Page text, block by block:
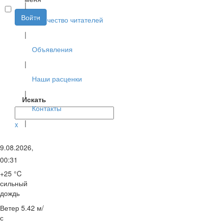
Войти
Искать
x
|
Творчество читателей
|
Объявления
|
Наши расценки
|
Контакты
|
9.08.2026,
00:31
+25 °C
сильный
дождь
Ветер 5.42 м/
с